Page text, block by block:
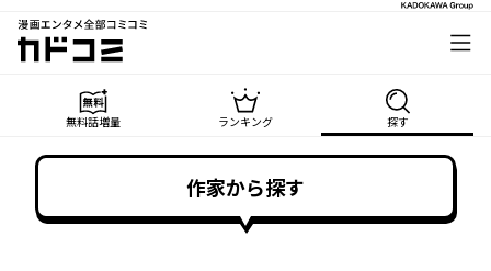
漫画エンタメ全部コミコミ
カドコミ
無料話増量 ランキング 探す
作家から探す